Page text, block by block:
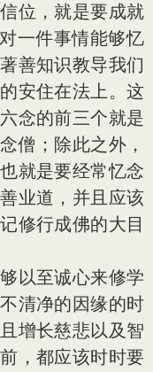
位，就是要成就
一件事情能够忆
善知识教导我们
安住在法上。这
念的前三个就是
僧；除此之外，
就是要经常忆念
业道，并且应该
修行成佛的大目
以至诚心来修学
清净的因缘的时
增长慈悲以及智
，都应该时时要